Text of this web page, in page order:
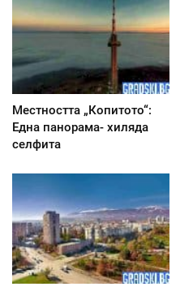
Местността „Копитото“:
Една панорама- хиляда
селфита